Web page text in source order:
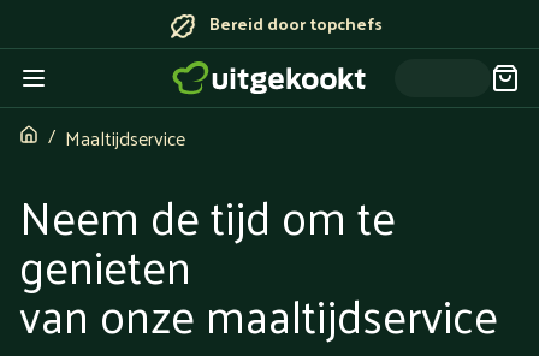
Bereid door topchefs
Maaltijdservice
Neem de tijd om te
genieten
van onze maaltijdservice